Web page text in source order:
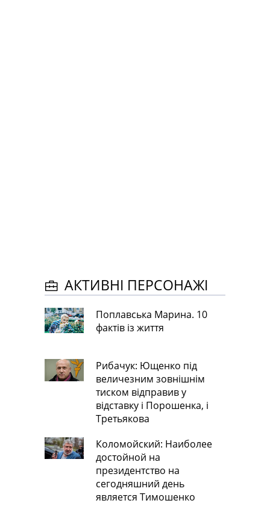
АКТИВНІ ПЕРСОНАЖІ
Поплавська Марина. 10
фактів із життя
Рибачук: Ющенко під
величезним зовнішнім
тиском відправив у
відставку і Порошенка, і
Третьякова
Коломойский: Наиболее
достойной на
президентство на
сегодняшний день
является Тимошенко